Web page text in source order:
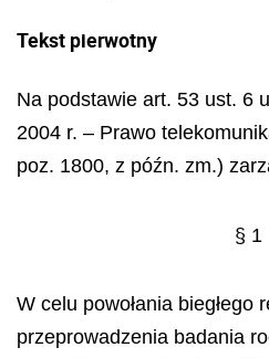
Tekst pierwotny
Na podstawie art. 53 ust. 6
2004 r. – Prawo
poz. 1800, z późn. zm.)
§ 1
W celu powołania biegłego
przeprowadzenia badania